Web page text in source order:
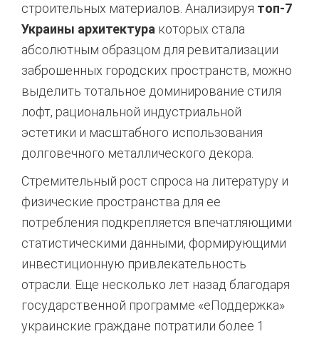
строительных материалов. Анализируя топ-7
Украины архитектура которых стала
абсолютным образцом для ревитализации
заброшенных городских пространств, можно
выделить тотальное доминирование стиля
лофт, рациональной индустриальной
эстетики и масштабного использования
долговечного металлического декора.
Стремительный рост спроса на литературу и
физические пространства для ее
потребления подкрепляется впечатляющими
статистическими данными, формирующими
инвестиционную привлекательность
отрасли. Еще несколько лет назад благодаря
государственной программе «еПоддержка»
украинские граждане потратили более 1